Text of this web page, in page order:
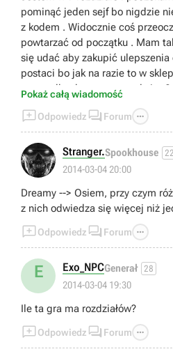
pominąć jeden sejf bo nigdzie
z kodem . Widocznie coś
powtarzać od początku . Mam
się udać aby zakupić
postaci bo jak na razie to w
mam tylko dostępne strzały itp ?
Pokaż całą wiadomość
Odpowiedz  Forum 
Stranger.Spookhouse
2014-03-04 20:00
Dreamy --> Osiem, przy czym
z nich odwiedza się więcej niż
Odpowiedz  Forum 
E Exo_NPCGenerał 28
2014-03-04 19:30
Ile ta gra ma rozdziałów?
Odpowiedz  Forum 